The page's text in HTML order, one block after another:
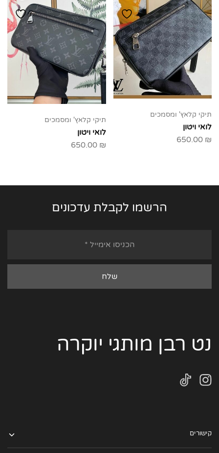
תיקי קלאץ' ומסמכים
לואי ויטון
650.00 ₪
תיקי קלאץ' ומסמכים
לואי ויטון
650.00 ₪
הרשמו לקבלת עדכונים
נט רבן מותגי יוקרה
קישורים